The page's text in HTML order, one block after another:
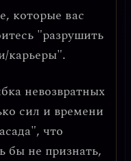
которые вас
"разрушить
карьеры".
невозвратных
сил и времени
что
бы не признать,